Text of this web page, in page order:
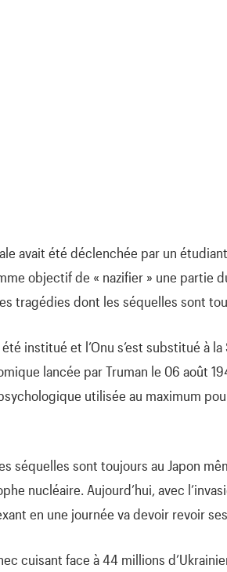
avait été déclenchée par un
objectif de « nazifier » une partie
tragédies dont les séquelles sont
institué et l’Onu s’est substitué à
lancée par Truman le 06 août
utilisée au maximum
séquelles sont toujours au Japon
nucléaire. Aujourd’hui, avec
en une journée va devoir revoir
cuisant face à 44 millions